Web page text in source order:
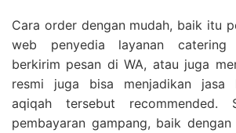
Cara order dengan mudah, baik itu
web penyedia layanan catering
berkirim pesan di WA, atau juga
resmi juga bisa menjadikan jasa
aqiqah tersebut recommended.
pembayaran gampang, baik